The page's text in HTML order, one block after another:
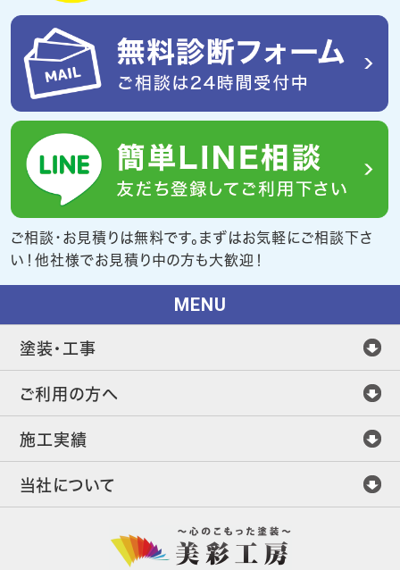
ご相談・お見積りは無料です。まずはお気軽にご相談下さ
い！他社様でお見積り中の方も大歓迎！
MENU
塗装・工事
ご利用の方へ
施工実績
当社について